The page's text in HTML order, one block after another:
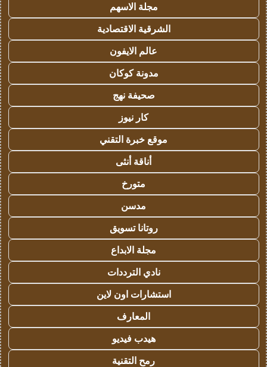
مجلة الاسهم
الشرقية الاقتصادية
عالم الايفون
مدونة كوكان
صحيفة نهج
كار نيوز
موقع خبرة التقني
أناقة أنثى
متورخ
مدسن
روتانا تسويق
مجلة الابداع
نادي الترددات
استشارات اون لاين
المعارف
هيدب فيديو
رمح التقنية